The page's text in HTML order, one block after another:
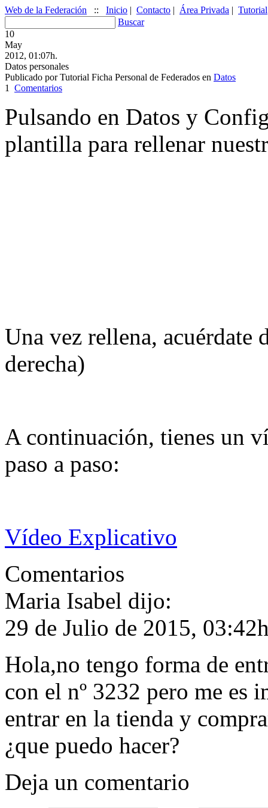
Web de la Federación :: Inicio | Contacto | Área Privada | Tutorial
Buscar
10
May
2012, 01:07h.
Datos personales
Publicado porTutorial Ficha Personal de Federados en Datos
1
Comentarios
Pulsando en Datos y
plantilla para rellenar
Una vez rellena, acuérdate
derecha)
A continuación, tienes un
paso a paso:
Vídeo Explicativo
Comentarios
Maria Isabel dijo:
29 de Julio de 2015,
Hola,no tengo forma de
con el nº 3232 pero me es
entrar en la tienda y
¿que puedo hacer?
Deja un comentario